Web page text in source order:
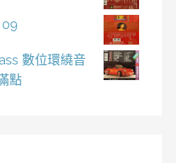
09
數位環繞音
點